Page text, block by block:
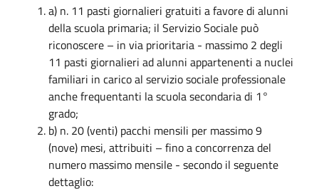
a) n. 11 pasti giornalieri gratuiti a favore di alunni
della scuola primaria; il Servizio Sociale può
riconoscere – in via prioritaria - massimo 2 degli
11 pasti giornalieri ad alunni appartenenti a nuclei
familiari in carico al servizio sociale professionale
anche frequentanti la scuola secondaria di 1°
grado;
b) n. 20 (venti) pacchi mensili per massimo 9
(nove) mesi, attribuiti – fino a concorrenza del
numero massimo mensile - secondo il seguente
dettaglio: